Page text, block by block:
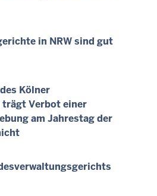
in NRW sind gut
Kölner
Verbot einer
am Jahrestag der